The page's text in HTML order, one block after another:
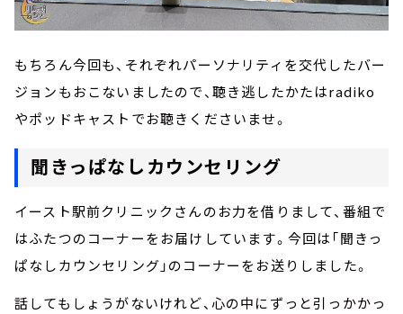
もちろん今回も、それぞれパーソナリティを交代したバー
ジョンもおこないましたので、聴き逃したかたはradiko
やポッドキャストでお聴きくださいませ。
聞きっぱなしカウンセリング
イースト駅前クリニックさんのお力を借りまして、番組で
はふたつのコーナーをお届けしています。今回は「聞きっ
ぱなしカウンセリング」のコーナーをお送りしました。
話してもしょうがないけれど、心の中にずっと引っかかっ